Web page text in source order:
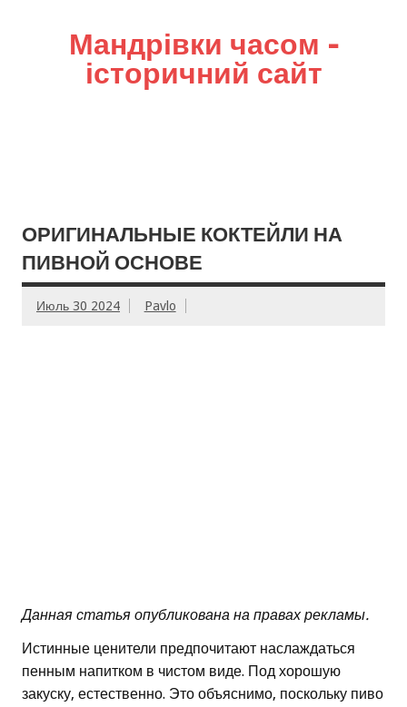
Мандрівки часом –
історичний сайт
ОРИГИНАЛЬНЫЕ КОКТЕЙЛИ НА
ПИВНОЙ ОСНОВЕ
Июль 30 2024 Pavlo
Данная статья опубликована на правах рекламы.
Истинные ценители предпочитают наслаждаться
пенным напитком в чистом виде. Под хорошую
закуску, естественно. Это объяснимо, поскольку пиво